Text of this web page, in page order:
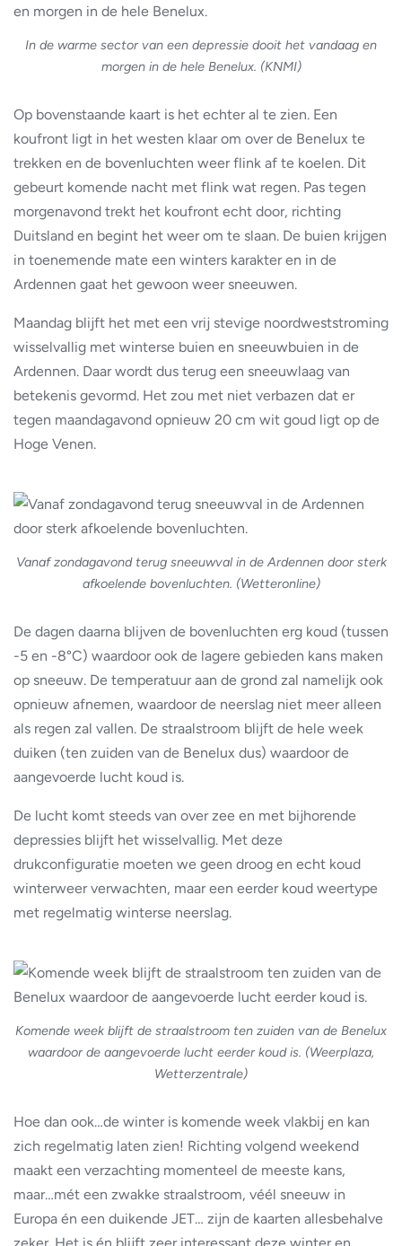
In de warme sector van een depressie dooit het vandaag en
morgen in de hele Benelux. (KNMI)
Op bovenstaande kaart is het echter al te zien. Een
koufront ligt in het westen klaar om over de Benelux te
trekken en de bovenluchten weer flink af te koelen. Dit
gebeurt komende nacht met flink wat regen. Pas tegen
morgenavond trekt het koufront echt door, richting
Duitsland en begint het weer om te slaan. De buien krijgen
in toenemende mate een winters karakter en in de
Ardennen gaat het gewoon weer sneeuwen.
Maandag blijft het met een vrij stevige noordweststroming
wisselvallig met winterse buien en sneeuwbuien in de
Ardennen. Daar wordt dus terug een sneeuwlaag van
betekenis gevormd. Het zou met niet verbazen dat er
tegen maandagavond opnieuw 20 cm wit goud ligt op de
Hoge Venen.
Vanaf zondagavond terug sneeuwval in de Ardennen door sterk
afkoelende bovenluchten. (Wetteronline)
De dagen daarna blijven de bovenluchten erg koud (tussen
-5 en -8°C) waardoor ook de lagere gebieden kans maken
op sneeuw. De temperatuur aan de grond zal namelijk ook
opnieuw afnemen, waardoor de neerslag niet meer alleen
als regen zal vallen. De straalstroom blijft de hele week
duiken (ten zuiden van de Benelux dus) waardoor de
aangevoerde lucht koud is.
De lucht komt steeds van over zee en met bijhorende
depressies blijft het wisselvallig. Met deze
drukconfiguratie moeten we geen droog en echt koud
winterweer verwachten, maar een eerder koud weertype
met regelmatig winterse neerslag.
Komende week blijft de straalstroom ten zuiden van de Benelux
waardoor de aangevoerde lucht eerder koud is. (Weerplaza,
Wetterzentrale)
Hoe dan ook…de winter is komende week vlakbij en kan
zich regelmatig laten zien! Richting volgend weekend
maakt een verzachting momenteel de meeste kans,
maar…mét een zwakke straalstroom, véél sneeuw in
Europa én een duikende JET… zijn de kaarten allesbehalve